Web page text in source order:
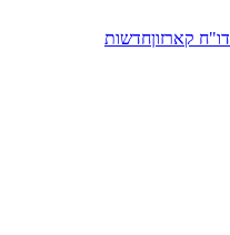
דו"ח קארזוןחדשות